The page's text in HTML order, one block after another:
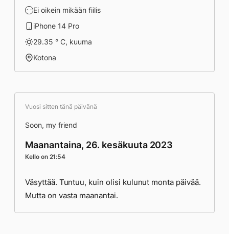
Ei oikein mikään fiilis
iPhone 14 Pro
29.35 ° C, kuuma
Kotona
Vuosi sitten tänä päivänä
Soon, my friend
Maanantaina, 26. kesäkuuta 2023
Kello on 21:54
Väsyttää. Tuntuu, kuin olisi kulunut monta päivää.
Mutta on vasta maanantai.